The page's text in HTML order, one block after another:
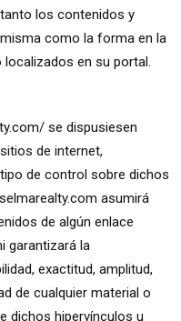
los contenidos y
como la forma en la
en su portal.
se dispusiesen
de internet,
de control sobre dichos
asumirá
de algún enlace
garantizará la
exactitud, amplitud,
de cualquier material o
dichos hipervínculos u